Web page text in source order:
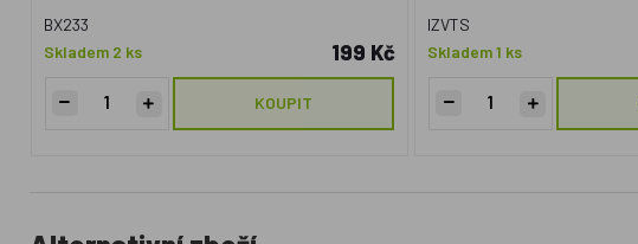
BX233
Skladem 2 ks
199 Kč
KOUPIT
IZVTS
Skladem 1 ks